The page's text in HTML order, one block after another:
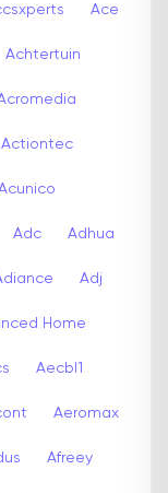
Ace
Achtertuin
Actiontec
Adc Adhua
Adj
Home
Aecbl1
Aeromax
Afreey